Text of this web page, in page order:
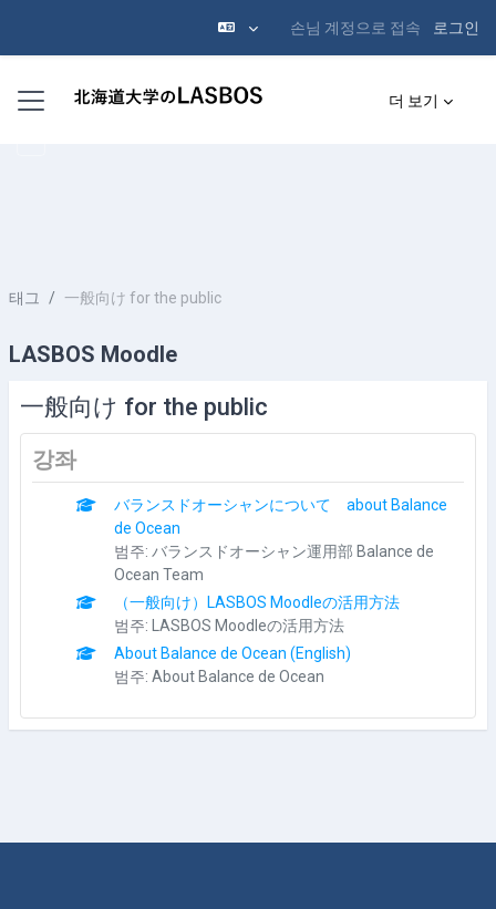
손님 계정으로 접속 로그인
측면 패널 더 보기
태그 一般向け for the public
LASBOS Moodle
一般向け for the public
강좌
バランスドオーシャンについて about Balance
de Ocean
범주: バランスドオーシャン運用部 Balance de
Ocean Team
（一般向け）LASBOS Moodleの活用方法
범주:
LASBOS Moodleの活用方法
About Balance de Ocean (English)
범주: About Balance de Ocean